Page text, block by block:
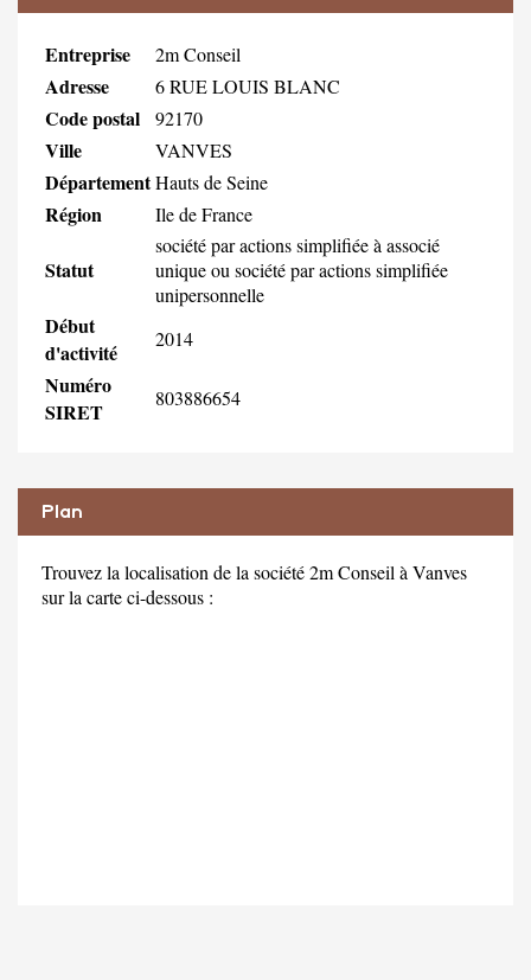
Entreprise 2m Conseil
Adresse 6 RUE LOUIS BLANC
Code postal 92170
Ville VANVES
DépartementHauts de Seine
Région Ile de France
Statut
société par actions simplifiée à associé
unique ou société par actions simplifiée
unipersonnelle
Début
d'activité
2014
Numéro
SIRET
803886654
Plan
Trouvez la localisation de la société 2m Conseil à Vanves
sur la carte ci-dessous :